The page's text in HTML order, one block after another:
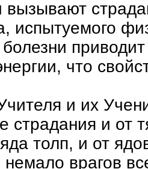
испытуемого
что
и их
страдания и от
яда толп, и от
врагов